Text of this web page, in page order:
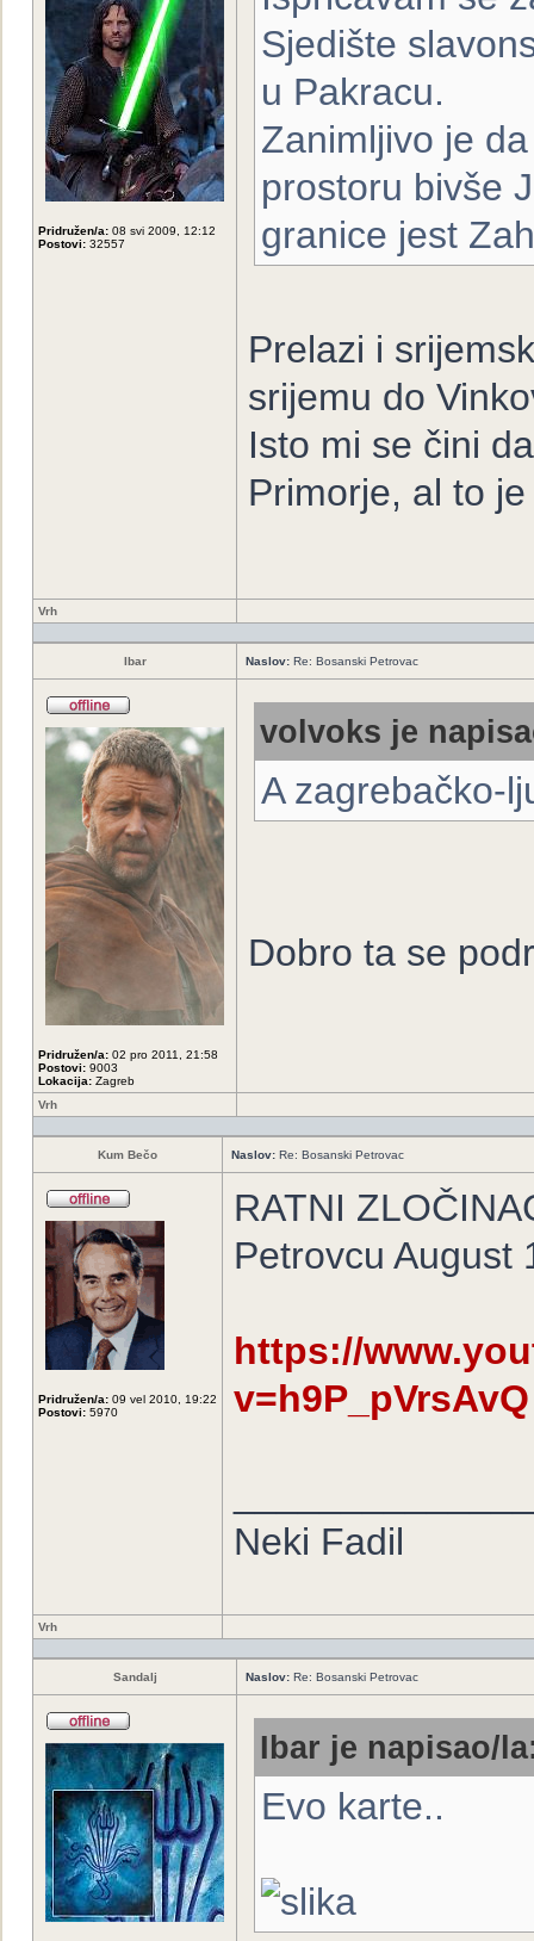
Pridružen/a: 08 svi 2009, 12:12
Postovi: 32557
Sjedište
u Pakracu.
Zanimljivo je
prostoru bivše
granice jest
Prelazi i
srijemu do
Isto mi se čini
Primorje, al to
Vrh
Ibar Naslov: Re: Bosanski Petrovac
Pridružen/a: 02 pro 2011, 21:58
Postovi: 9003
Lokacija: Zagreb
volvoks je
A zagrebačko-
Dobro ta se
Vrh
Kum Bečo Naslov: Re: Bosanski Petrovac
Pridružen/a: 09 vel 2010, 19:22
Postovi: 5970
RATNI
Petrovcu August
https://
v=h9P_pVrsAvQ
Neki Fadil
Vrh
Sandalj Naslov: Re: Bosanski Petrovac
Ibar je napisao/
Evo karte..